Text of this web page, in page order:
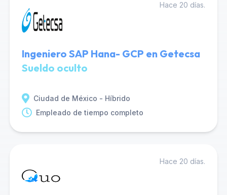
Hace 20 días.
Ingeniero SAP Hana- GCP en Getecsa
Sueldo oculto
Ciudad de México - Híbrido
Empleado de tiempo completo
Hace 20 días.